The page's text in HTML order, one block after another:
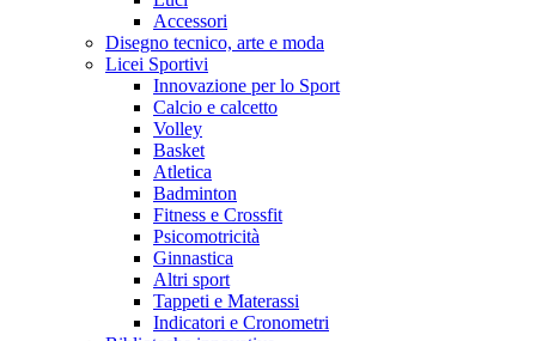
Accessori
Disegno tecnico, arte e moda
Licei Sportivi
Innovazione per lo Sport
Calcio e calcetto
Volley
Basket
Atletica
Badminton
Fitness e Crossfit
Psicomotricità
Ginnastica
Altri sport
Tappeti e Materassi
Indicatori e Cronometri